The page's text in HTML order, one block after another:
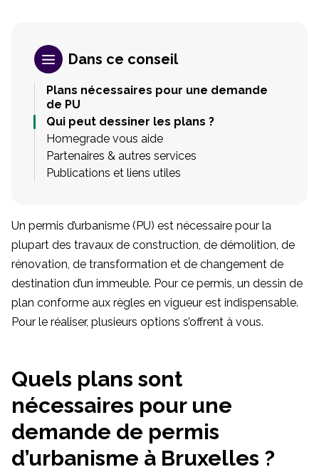
Dans ce conseil
Plans nécessaires pour une demande
de PU
Qui peut dessiner les plans ?
Homegrade vous aide
Partenaires & autres services
Publications et liens utiles
Un permis d’urbanisme (PU) est nécessaire pour la
plupart des travaux de construction, de démolition, de
rénovation, de transformation et de changement de
destination d’un immeuble. Pour ce permis, un dessin de
plan conforme aux règles en vigueur est indispensable.
Pour le réaliser, plusieurs options s’offrent à vous.
Quels plans sont
nécessaires pour une
demande de permis
d’urbanisme à Bruxelles ?